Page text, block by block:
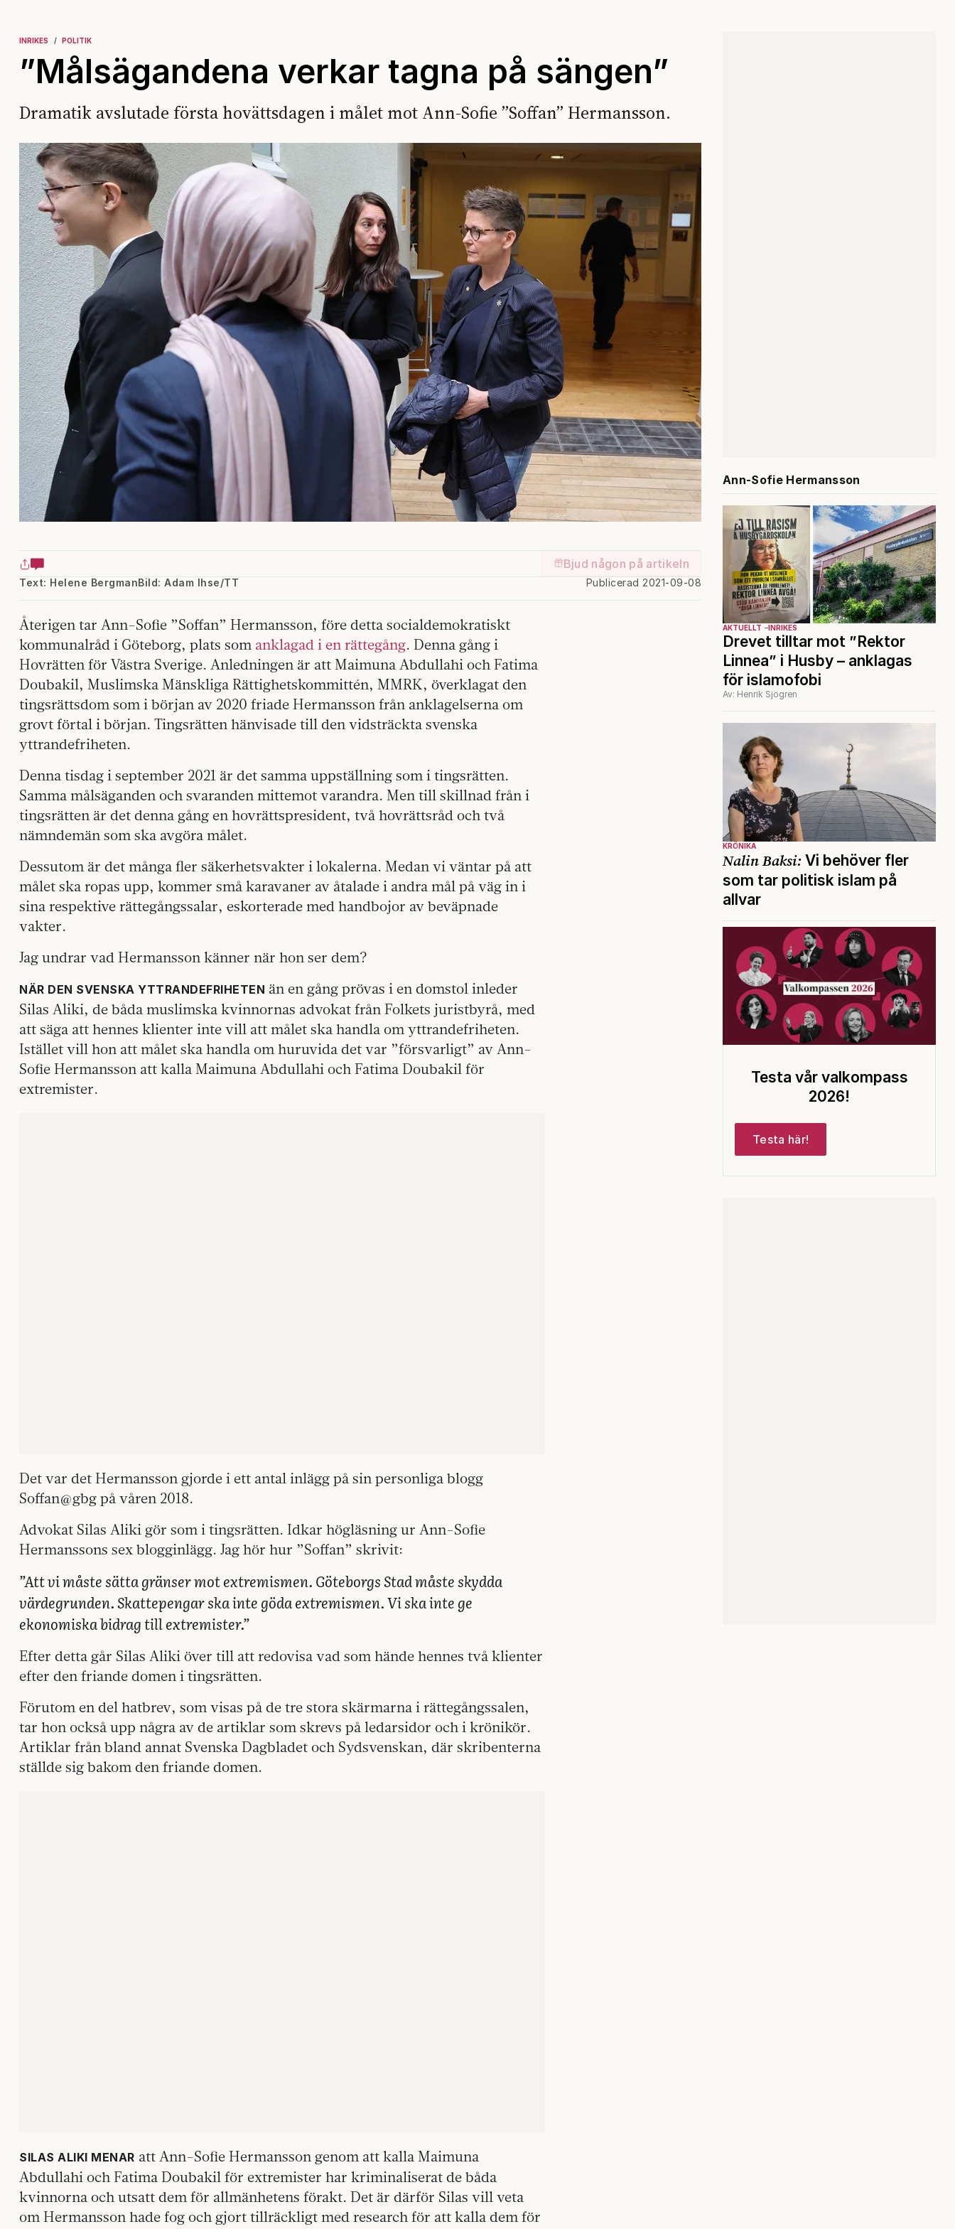
INRIKES POLITIK
”Målsägandena verkar tagna på sängen”
Dramatik avslutade första hovättsdagen i målet mot Ann-Sofie ”Soffan” Hermansson.
Bjud någon på artikeln
Text: Helene Bergman Publicerad 2021-09-08
Bild: Adam Ihse/TT
Återigen tar Ann-Sofie ”Soffan” Hermansson, före detta socialdemokratiskt
kommunalråd i Göteborg, plats som anklagad i en rättegång. Denna gång i
Hovrätten för Västra Sverige. Anledningen är att Maimuna Abdullahi och Fatima
Doubakil, Muslimska Mänskliga Rättighetskommittén, MMRK, överklagat den
tingsrättsdom som i början av 2020 friade Hermansson från anklagelserna om
grovt förtal i början. Tingsrätten hänvisade till den vidsträckta svenska
yttrandefriheten.
Denna tisdag i september 2021 är det samma uppställning som i tingsrätten.
Samma målsäganden och svaranden mittemot varandra. Men till skillnad från i
tingsrätten är det denna gång en hovrättspresident, två hovrättsråd och två
nämndemän som ska avgöra målet.
Dessutom är det många fler säkerhetsvakter i lokalerna. Medan vi väntar på att
målet ska ropas upp, kommer små karavaner av åtalade i andra mål på väg in i
sina respektive rättegångssalar, eskorterade med handbojor av beväpnade
vakter.
Jag undrar vad Hermansson känner när hon ser dem?
NÄR DEN SVENSKA YTTRANDEFRIHETEN än en gång prövas i en domstol inleder
Silas Aliki, de båda muslimska kvinnornas advokat från Folkets juristbyrå, med
att säga att hennes klienter inte vill att målet ska handla om yttrandefriheten.
Istället vill hon att målet ska handla om huruvida det var ”försvarligt” av Ann-
Sofie Hermansson att kalla Maimuna Abdullahi och Fatima Doubakil för
extremister.
Det var det Hermansson gjorde i ett antal inlägg på sin personliga blogg
Soffan@gbg på våren 2018.
Advokat Silas Aliki gör som i tingsrätten. Idkar högläsning ur Ann-Sofie
Hermanssons sex blogginlägg. Jag hör hur ”Soffan” skrivit:
”Att vi måste sätta gränser mot extremismen. Göteborgs Stad måste skydda
värdegrunden. Skattepengar ska inte göda extremismen. Vi ska inte ge
ekonomiska bidrag till extremister.”
Efter detta går Silas Aliki över till att redovisa vad som hände hennes två klienter
efter den friande domen i tingsrätten.
Förutom en del hatbrev, som visas på de tre stora skärmarna i rättegångssalen,
tar hon också upp några av de artiklar som skrevs på ledarsidor och i krönikör.
Artiklar från bland annat Svenska Dagbladet och Sydsvenskan, där skribenterna
ställde sig bakom den friande domen.
SILAS ALIKI MENAR att Ann-Sofie Hermansson genom att kalla Maimuna
Abdullahi och Fatima Doubakil för extremister har kriminaliserat de båda
kvinnorna och utsatt dem för allmänhetens förakt. Det är därför Silas vill veta
om Hermansson hade fog och gjort tillräckligt med research för att kalla dem för
Ann-Sofie Hermansson
AKTUELLT INRIKES
Drevet tilltar mot ”Rektor
Linnea” i Husby – anklagas
för islamofobi
Av: Henrik Sjögren
KRÖNIKA
Nalin Baksi: Vi behöver fler
som tar politisk islam på
allvar
Testa vår valkompass
2026!
Testa här!